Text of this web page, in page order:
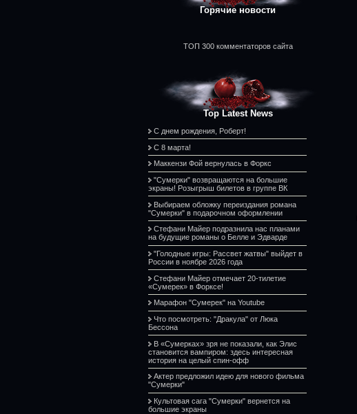
Горячие новости
ТОП 300 комментаторов сайта
Top Latest News
С днем рождения, Роберт!
С 8 марта!
Маккензи Фой вернулась в Форкс
"Сумерки" возвращаются на большие
экраны! Розыгрыш билетов в группе ВК
Выбираем обложку переиздания романа
"Сумерки" в подарочном оформлении
Стефани Майер подразнила нас планами
на будущие романы о Белле и Эдварде
"Голодные игры: Рассвет жатвы" выйдет в
России в ноябре 2026 года
Стефани Майер отмечает 20-тилетие
«Сумерек» в Форксе!
Марафон "Сумерек" на Youtube
Что посмотреть: "Дракула" от Люка
Бессона
В «Сумерках» зря не показали, как Элис
становится вампиром: здесь интересная
история на целый спин-офф
Актер предложил идею для нового фильма
"Сумерки"
Культовая сага "Сумерки" вернется на
большие экраны